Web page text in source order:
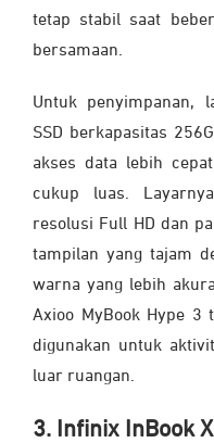
tetap stabil saat
bersamaan.
Untuk penyimpanan,
SSD berkapasitas
akses data lebih
cukup luas.
resolusi Full HD dan
tampilan yang tajam
warna yang lebih
Axioo MyBook Hype 3
digunakan untuk
luar ruangan.
3. Infinix InBook